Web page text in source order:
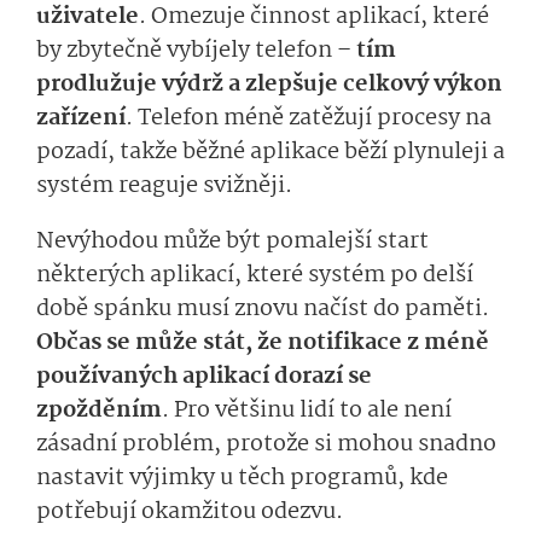
uživatele. Omezuje činnost aplikací, které
by zbytečně vybíjely telefon –tím
prodlužuje výdrž a zlepšuje celkový výkon
zařízení. Telefon méně zatěžují procesy na
pozadí, takže běžné aplikace běží plynuleji a
systém reaguje svižněji.
Nevýhodou může být pomalejší start
některých aplikací, které systém po delší
době spánku musí znovu načíst do paměti.
Občas se může stát, že notifikace z méně
používaných aplikací dorazí se
zpožděním. Pro většinu lidí to ale není
zásadní problém, protože si mohou snadno
nastavit výjimky u těch programů, kde
potřebují okamžitou odezvu.